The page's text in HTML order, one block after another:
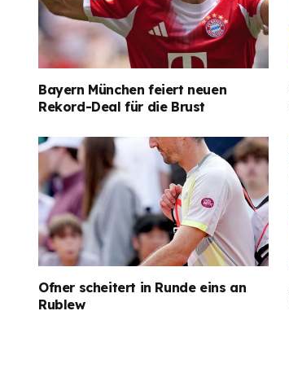
Bayern München feiert neuen
Rekord-Deal für die Brust
Ofner scheitert in Runde eins an
Rublew